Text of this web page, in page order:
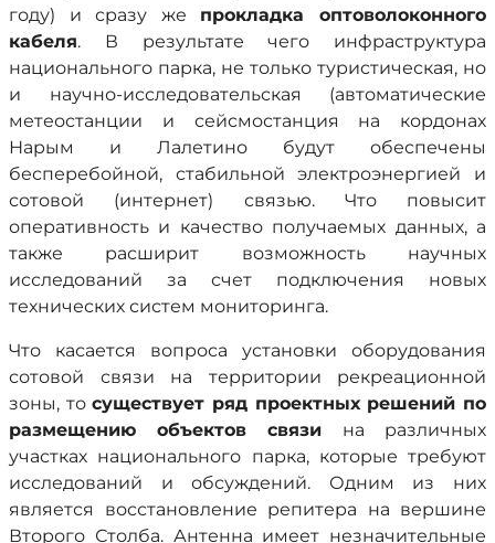
году) и сразу же прокладка оптоволоконного
кабеля. В результате чего инфраструктура
национального парка, не только туристическая, но
и научно-исследовательская (автоматические
метеостанции и сейсмостанция на кордонах
Нарым и Лалетино будут обеспечены
бесперебойной, стабильной электроэнергией и
сотовой (интернет) связью. Что повысит
оперативность и качество получаемых данных, а
также расширит возможность научных
исследований за счет подключения новых
технических систем мониторинга.
Что касается вопроса установки оборудования
сотовой связи на территории рекреационной
зоны, тосуществует ряд проектных решений по
размещению объектов связи на различных
участках национального парка, которые требуют
исследований и обсуждений. Одним из них
является восстановление репитера на вершине
Второго Столба. Антенна имеет незначительные